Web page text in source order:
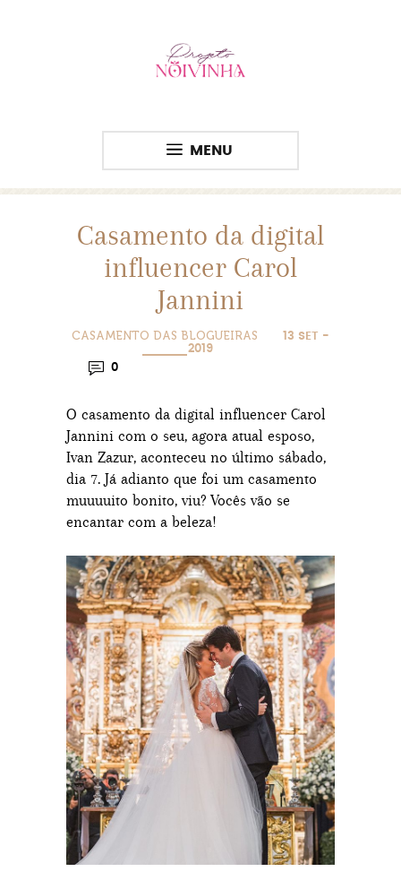
MENU
Casamento da digital
influencer Carol
Jannini
CASAMENTO DAS BLOGUEIRAS
13 SET -
2019
0
O casamento da digital influencer Carol
Jannini com o seu, agora atual esposo,
Ivan Zazur, aconteceu no último sábado,
dia 7. Já adianto que foi um casamento
muuuuito bonito, viu? Vocês vão se
encantar com a beleza!